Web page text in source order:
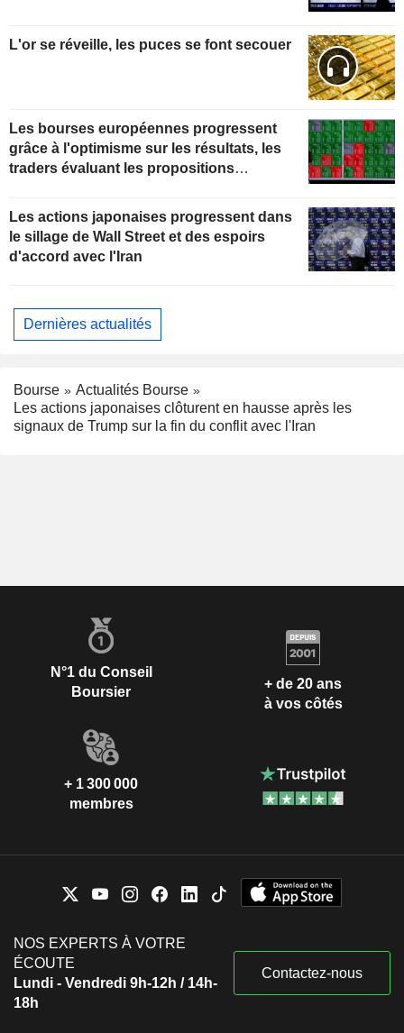
L'or se réveille, les puces se font secouer
Les bourses européennes progressent
grâce à l'optimisme sur les résultats, les
traders évaluant les propositions
Les actions japonaises progressent dans
le sillage de Wall Street et des espoirs
d'accord avec l'Iran
Dernières actualités
Bourse
Actualités Bourse
Les actions japonaises clôturent en hausse après les
signaux de Trump sur la fin du conflit avec l'Iran
N°1 du Conseil
Boursier
+ de 20 ans
à vos côtés
+ 1 300 000
membres
NOS EXPERTS À VOTRE
ÉCOUTE
Lundi - Vendredi 9h-12h / 14h-
18h
Contactez-nous